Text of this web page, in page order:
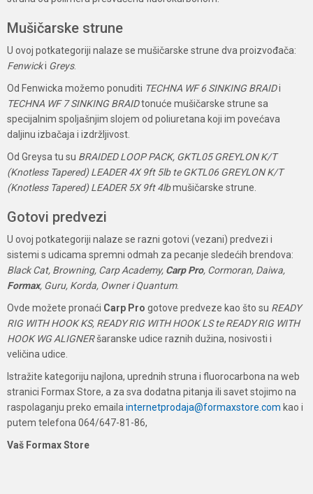
Mušičarske strune
U ovoj potkategoriji nalaze se mušičarske strune dva proizvođača:
Fenwicki Greys.
Od Fenwicka možemo ponuditi TECHNA WF 6 SINKING BRAIDi
TECHNA WF 7 SINKING BRAIDtonuće mušičarske strune sa
specijalnim spoljašnjim slojem od poliuretana koji im povećava
daljinu izbačaja i izdržljivost.
Od Greysa tu su BRAIDED LOOP PACK, GKTL05 GREYLON K/T
(Knotless Tapered) LEADER 4X 9ft 5lb te GKTL06 GREYLON K/T
(Knotless Tapered) LEADER 5X 9ft 4lbmušičarske strune.
Gotovi predvezi
U ovoj potkategoriji nalaze se razni gotovi (vezani) predvezi i
sistemi s udicama spremni odmah za pecanje sledećih brendova:
Black Cat, Browning, Carp Academy, Carp Pro, Cormoran, Daiwa,
Formax, Guru, Korda, Owner i Quantum.
Ovde možete pronaći Carp Pro gotove predveze kao što su READY
RIG WITH HOOK KS, READY RIG WITH HOOK LS te READY RIG WITH
HOOK WG ALIGNERšaranske udice raznih dužina, nosivosti i
veličina udice.
Istražite kategoriju najlona, uprednih struna i fluorocarbona na web
stranici Formax Store, a za sva dodatna pitanja ili savet stojimo na
raspolaganju preko emaila internetprodaja@formaxstore.com kao i
putem telefona 064/647-81-86,
Vaš Formax Store